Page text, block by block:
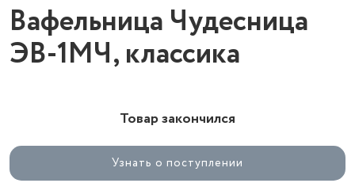
Вафельница Чудесница
ЭВ-1МЧ, классика
Товар закончился
Узнать о поступлении